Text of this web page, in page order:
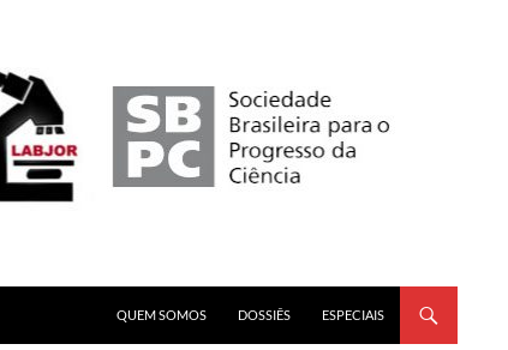
QUEM SOMOS
DOSSIÊS ESPECIAIS